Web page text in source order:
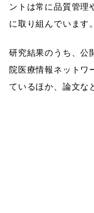
ントは常に品質管理
に取り組んでいます。
研究結果のうち、公
院医療情報ネットワ
ているほか、論文な